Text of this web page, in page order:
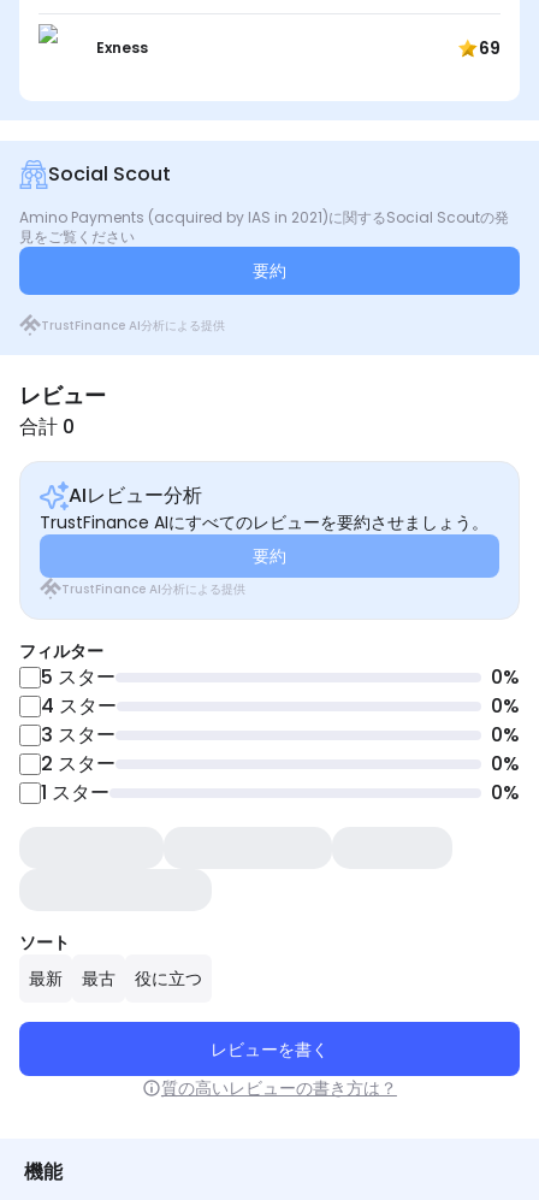
Exness 69
Social Scout
Amino Payments (acquired by IAS in 2021)に関するSocial Scoutの発
見をご覧ください
要約
TrustFinance AI分析による提供
レビュー
合計 0
AIレビュー分析
TrustFinance AIにすべてのレビューを要約させましょう。
要約
TrustFinance AI分析による提供
フィルター
5 スター 0%
4 スター 0%
3 スター 0%
2 スター 0%
1 スター 0%
ソート
最新
最古 役に立つ
レビューを書く
質の高いレビューの書き方は？
機能